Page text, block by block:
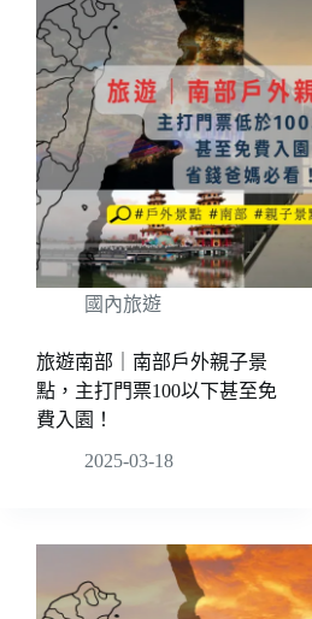
國內旅遊
旅遊南部｜南部戶外親子景
點，主打門票100以下甚至免
費入園！
2025-03-18